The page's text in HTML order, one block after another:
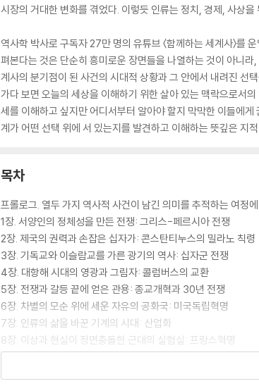
시장의 거대한 변화를 겪었다. 이렇듯 인류는 정치, 경제, 사상
역사학 박사로 구독자 27만 명의 유튜브 〈함께하는 세계사〉
펴본다는 것은 단순히 흥미로운 장면들을 나열하는 것이 아니
계사의 분기점이 된 사건의 시대적 상황과 그 안에서 내려진 선
가다 보면 오늘의 세상을 이해하기 위한 살아 있는 맥락으로서
세를 이해하고 싶지만 어디서부터 알아야 할지 막막한 이들에
계가 어떤 선택 위에 서 있는지를 발견하고 이해하는 뜻깊은 지
목차
프롤로그. 열두 가지 역사적 사건이 남긴 의미를 추적하는 여정
1장. 서양인의 정체성을 만든 전쟁: 그리스-페르시아 전쟁
2장. 제국의 권력과 손잡은 십자가: 콘스탄티누스의 밀라노 칙령
3장. 기독교와 이슬람교를 가른 광기의 역사: 십자군 전쟁
4장. 대항해 시대의 영광과 그림자: 콜럼버스의 교환
5장. 전쟁과 갈등 끝에 얻은 관용: 종교개혁과 30년 전쟁
6장. 차별의 모순 위에 세운 자유의 공화국: 미국독립혁명
7장. 인류의 삶을 바꾼 기계의 시대: 산업화
8장. 이상과 현실이 정면충돌한 근대의 실험실: 프랑스혁명
9장. 20세기 근원적 재앙의 시작: 1차 세계대전